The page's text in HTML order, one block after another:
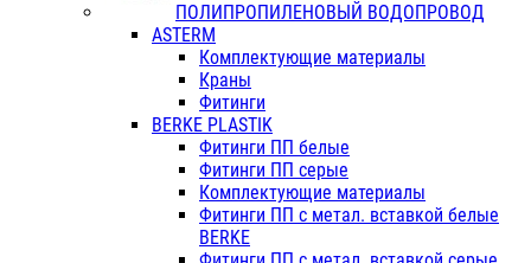
ПОЛИПРОПИЛЕНОВЫЙ ВОДОПРОВОД
ASTERM
Комплектующие материалы
Краны
Фитинги
BERKE PLASTIK
Фитинги ПП белые
Фитинги ПП серые
Комплектующие материалы
Фитинги ПП с метал. вставкой белые
BERKE